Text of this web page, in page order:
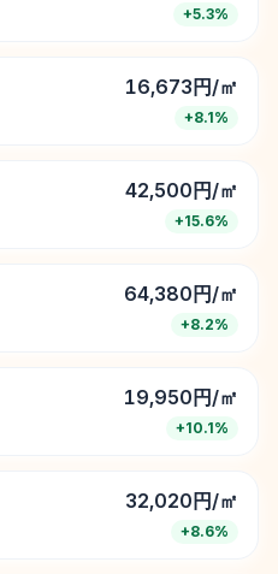
+5.3%
16,673円/㎡
+8.1%
42,500円/㎡
+15.6%
64,380円/㎡
+8.2%
19,950円/㎡
+10.1%
32,020円/㎡
+8.6%